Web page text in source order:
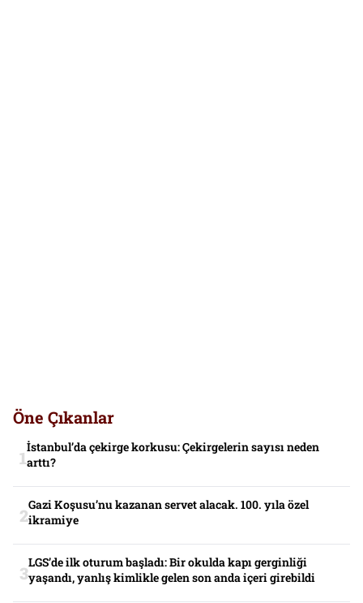
Öne Çıkanlar
İstanbul’da çekirge korkusu: Çekirgelerin sayısı neden
arttı?
Gazi Koşusu’nu kazanan servet alacak. 100. yıla özel
ikramiye
LGS’de ilk oturum başladı: Bir okulda kapı gerginliği
yaşandı, yanlış kimlikle gelen son anda içeri girebildi